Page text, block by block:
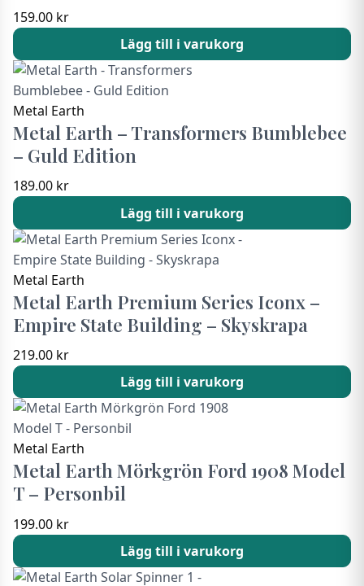
159.00 kr
Lägg till i varukorg
Metal Earth
Metal Earth – Transformers Bumblebee
– Guld Edition
189.00 kr
Lägg till i varukorg
Metal Earth
Metal Earth Premium Series Iconx –
Empire State Building – Skyskrapa
219.00 kr
Lägg till i varukorg
Metal Earth
Metal Earth Mörkgrön Ford 1908 Model
T – Personbil
199.00 kr
Lägg till i varukorg